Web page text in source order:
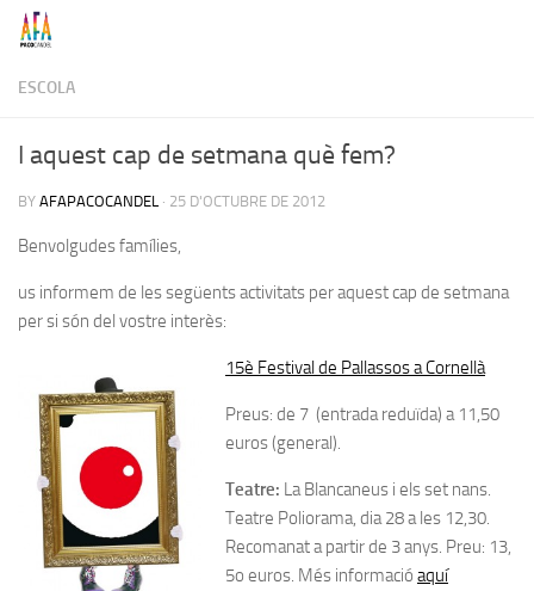
Skip to content
ESCOLA
I aquest cap de setmana què fem?
BY AFAPACOCANDEL · 25 D'OCTUBRE DE 2012
Benvolgudes famílies,
us informem de les següents activitats per aquest cap de setmana
per si són del vostre interès:
15è Festival de Pallassos a Cornellà
Preus: de 7 (entrada reduïda) a 11,50
euros (general).
Teatre: La Blancaneus i els set nans.
Teatre Poliorama, dia 28 a les 12,30.
Recomanat a partir de 3 anys. Preu: 13,
5o euros. Més informació aquí